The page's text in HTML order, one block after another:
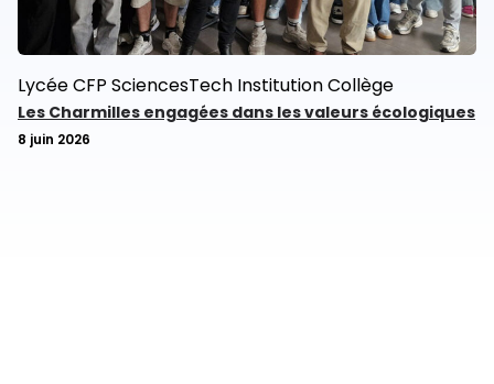
LycéeCFP SciencesTech InstitutionCollège
Les Charmilles engagées dans les valeurs écologiques
8 juin 2026